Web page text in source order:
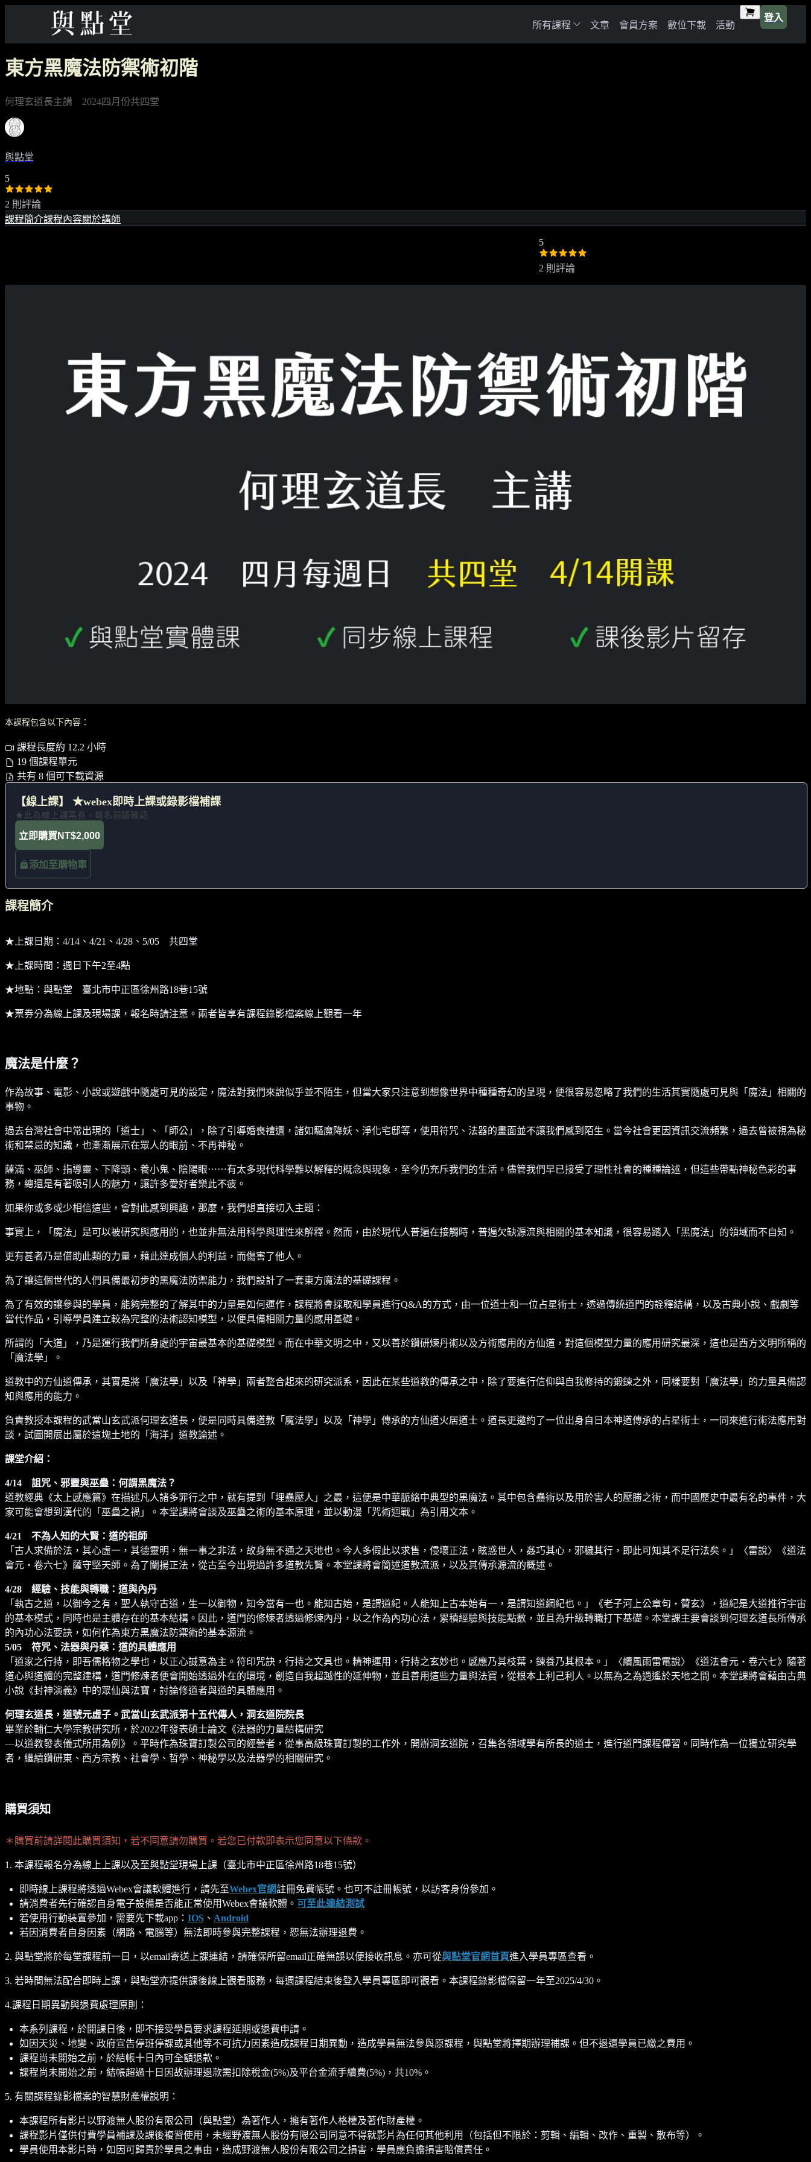
所有課程 文章 會員方案 數位下載 活動
登入
東方黑魔法防禦術初階
何理玄道長主講 2024四月份共四堂
與點堂
5
2 則評論
課程簡介課程內容關於講師
5
2 則評論
本課程包含以下內容：
課程長度約 12.2 小時
19 個課程單元
共有 8 個可下載資源
【線上課】 ★webex即時上課或錄影檔補課
★此為線上課票券，報名前請確認
立即購買 NT$2,000
添加至購物車
課程簡介
★上課日期：4/14、4/21、4/28、5/05 共四堂
★上課時間：週日下午2至4點
★地點：與點堂 臺北市中正區徐州路18巷15號
★票券分為線上課及現場課，報名時請注意。兩者皆享有課程錄影檔案線上觀看一年
魔法是什麼？
作為故事、電影、小說或遊戲中隨處可見的設定，魔法對我們來說似乎並不陌生，但當大家只注意到想像世界中種種奇幻的呈現，便很容易忽略了我們的生活其實隨處可見與「魔法」相關的
事物。
過去台灣社會中常出現的「道士」、「師公」，除了引導婚喪禮遺，諸如驅魔降妖、淨化宅邸等，使用符咒、法器的畫面並不讓我們感到陌生。當今社會更因資訊交流頻繁，過去曾被視為秘
術和禁忌的知識，也漸漸展示在眾人的眼前、不再神秘。
薩滿、巫師、指導靈、下降頭、養小鬼、陰陽眼⋯⋯有太多現代科學難以解釋的概念與現象，至今仍充斥我們的生活。儘管我們早已接受了理性社會的種種論述，但這些帶點神秘色彩的事
務，總還是有著吸引人的魅力，讓許多愛好者樂此不疲。
如果你或多或少相信這些，會對此感到興趣，那麼，我們想直接切入主題：
事實上，「魔法」是可以被研究與應用的，也並非無法用科學與理性來解釋。然而，由於現代人普遍在接觸時，普遍欠缺源流與相關的基本知識，很容易踏入「黑魔法」的領域而不自知。
更有甚者乃是借助此類的力量，藉此達成個人的利益，而傷害了他人。
為了讓這個世代的人們具備最初步的黑魔法防禦能力，我們設計了一套東方魔法的基礎課程。
為了有效的讓參與的學員，能夠完整的了解其中的力量是如何運作，課程將會採取和學員進行Q&A的方式，由一位道士和一位占星術士，透過傳統道門的詮釋結構，以及古典小說、戲劇等
當代作品，引導學員建立較為完整的法術認知模型，以便具備相關力量的應用基礎。
所謂的「大道」，乃是運行我們所身處的宇宙最基本的基礎模型。而在中華文明之中，又以善於鑽研煉丹術以及方術應用的方仙道，對這個模型力量的應用研究最深，這也是西方文明所稱的
「魔法學」。
道教中的方仙道傳承，其實是將「魔法學」以及「神學」兩者整合起來的研究派系，因此在某些道教的傳承之中，除了要進行信仰與自我修持的鍛鍊之外，同樣要對「魔法學」的力量具備認
知與應用的能力。
負責教授本課程的武當山玄武派何理玄道長，便是同時具備道教「魔法學」以及「神學」傳承的方仙道火居道士。道長更邀約了一位出身自日本神道傳承的占星術士，一同來進行術法應用對
談，試圖開展出屬於這塊土地的「海洋」道教論述。
課堂介紹：
4/14 詛咒、邪靈與巫蠱：何謂黑魔法？
道教經典《太上感應篇》在描述凡人諸多罪行之中，就有提到「埋蠱壓人」之最，這便是中華脈絡中典型的黑魔法。其中包含蠱術以及用於害人的壓勝之術，而中國歷史中最有名的事件，大
家可能會想到漢代的「巫蠱之禍」。本堂課將會談及巫蠱之術的基本原理，並以動漫「咒術迴戰」為引用文本。
4/21 不為人知的大賢：道的祖師
「古人求備於法，其心虛一，其德靈明，無一事之非法，故身無不通之天地也。今人多假此以求售，侵壞正法，眩惑世人，姦巧其心，邪穢其行，即此可知其不足行法矣。」〈雷說〉《道法
會元・卷六七》薩守堅天師。為了闡揚正法，從古至今出現過許多道教先賢。本堂課將會簡述道教流派，以及其傳承源流的概述。
4/28 經驗、技能與轉職：道與內丹
「執古之道，以御今之有，聖人執守古道，生一以御物，知今當有一也。能知古始，是謂道紀。人能知上古本始有一，是謂知道綱紀也。」《老子河上公章句・贊玄》，道紀是大道推行宇宙
的基本模式，同時也是主體存在的基本結構。因此，道門的修煉者透過修煉內丹，以之作為內功心法，累積經驗與技能點數，並且為升級轉職打下基礎。本堂課主要會談到何理玄道長所傳承
的內功心法要訣，如何作為東方黑魔法防禦術的基本源流。
5/05 符咒、法器與丹藥：道的具體應用
「道家之行持，即吾儒格物之學也，以正心誠意為主。符印咒訣，行持之文具也。精神運用，行持之玄妙也。感應乃其枝葉，鍊養乃其根本。」〈續風雨雷電說〉《道法會元・卷六七》隨著
道心與道體的完整建構，道門修煉者便會開始透過外在的環境，創造自我超越性的延伸物，並且善用這些力量與法寶，從根本上利己利人。以無為之為逍遙於天地之間。本堂課將會藉由古典
小說《封神演義》中的眾仙與法寶，討論修道者與道的具體應用。
何理玄道長，道號元虛子。武當山玄武派第十五代傳人，洞玄道院院長
畢業於輔仁大學宗教研究所，於2022年發表碩士論文《法器的力量結構研究
—以道教發表儀式所用為例》。平時作為珠寶訂製公司的經營者，從事高級珠寶訂製的工作外，開辦洞玄道院，召集各領域學有所長的道士，進行道門課程傳習。同時作為一位獨立研究學
者，繼續鑽研東、西方宗教、社會學、哲學、神秘學以及法器學的相關研究。
購買須知
＊購買前請詳閱此購買須知，若不同意請勿購買。若您已付款即表示您同意以下條款。
1. 本課程報名分為線上上課以及至與點堂現場上課（臺北市中正區徐州路18巷15號）
即時線上課程將透過Webex會議軟體進行，請先至Webex官網註冊免費帳號。也可不註冊帳號，以訪客身份參加。
請消費者先行確認自身電子設備是否能正常使用Webex會議軟體。 可至此連結測試
若使用行動裝置參加，需要先下載app： IOS 、 Android
若因消費者自身因素（網路、電腦等）無法即時參與完整課程，恕無法辦理退費。
2. 與點堂將於每堂課程前一日，以email寄送上課連結，請確保所留email正確無誤以便接收訊息。亦可從與點堂官網首頁進入學員專區查看。
3. 若時間無法配合即時上課，與點堂亦提供課後線上觀看服務，每週課程結束後登入學員專區即可觀看。本課程錄影檔保留一年至2025/4/30。
4.課程日期異動與退費處理原則：
本系列課程，於開課日後，即不接受學員要求課程延期或退費申請。
如因天災、地變、政府宣告停班停課或其他等不可抗力因素造成課程日期異動，造成學員無法參與原課程，與點堂將擇期辦理補課。但不退還學員已繳之費用。
課程尚未開始之前，於結帳十日內可全額退款。
課程尚未開始之前，結帳超過十日因故辦理退款需扣除稅金(5%)及平台金流手續費(5%)，共10%。
5. 有關課程錄影檔案的智慧財產權說明：
本課程所有影片以野渡無人股份有限公司（與點堂）為著作人，擁有著作人格權及著作財產權。
課程影片僅供付費學員補課及課後複習使用，未經野渡無人股份有限公司同意不得就影片為任何其他利用（包括但不限於：剪輯、編輯、改作、重製、散布等）。
學員使用本影片時，如因可歸責於學員之事由，造成野渡無人股份有限公司之損害，學員應負擔損害賠償責任。